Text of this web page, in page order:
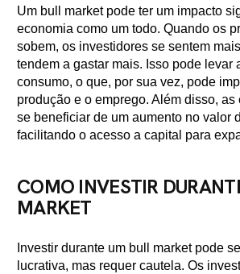
Um bull market pode ter um impacto
economia como um todo. Quando os
sobem, os investidores se sentem
tendem a gastar mais. Isso pode levar
consumo, o que, por sua vez, pode
produção e o emprego. Além disso,
se beneficiar de um aumento no valor
facilitando o acesso a capital para
COMO INVESTIR
MARKET
Investir durante um bull market pode
lucrativa, mas requer cautela. Os